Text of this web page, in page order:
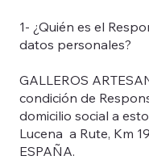
1- ¿Quién es el
datos personales?
GALLEROS
condición de
domicilio social a
Lucena a Rute, Km
ESPAÑA.